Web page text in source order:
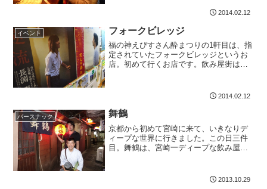
す。西橘通りカテイ堂ビル4階になりま
2014.02.12
イベント フォークビレッジ
福の神えびすさん酔まつりの1軒目は、指
定されていたフォークビレッジというお
店。初めて行くお店です。飲み屋街は、
りから西エビスビル、エビスビルを通っ
2014.02.12
バースナック 舞鶴
京都から初めて宮崎に来て、いきなりデ
ィープな世界に行きました。この日三件
目。舞鶴は、宮崎一ディープな飲み屋街
一体何を食べたのか。飲んだのは焼酎。
2013.10.29